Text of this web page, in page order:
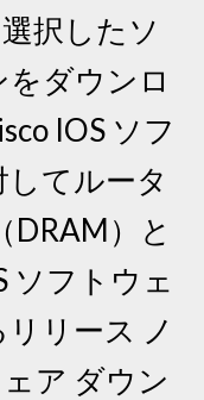
択したソ
ダウンロ
IOS ソフ
てルータ
DRAM）と
ソフトウェ
リース ノ
ア ダウン